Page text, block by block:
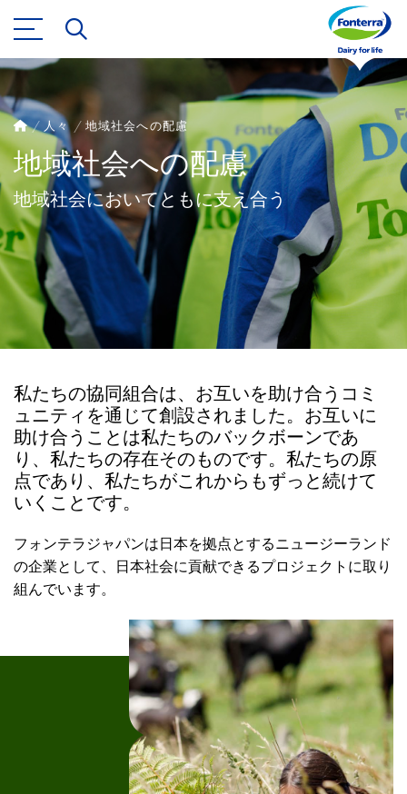
人々 地域社会への配慮
地域社会への配慮
地域社会においてともに支え合う
私たちの協同組合は、お互いを助け合うコミ
ュニティを通じて創設されました。お互いに
助け合うことは私たちのバックボーンであ
り、私たちの存在そのものです。私たちの原
点であり、私たちがこれからもずっと続けて
いくことです。
フォンテラジャパンは日本を拠点とするニュージーランド
の企業として、日本社会に貢献できるプロジェクトに取り
組んでいます。